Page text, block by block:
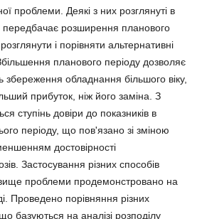
проблеми. Деякі з них розглянуті в
розширення планового
і порівняти альтернативні
планового періоду дозволяє
збереження обладнання більшого віку,
прибуток, ніж його заміна. З
ступінь довіри до показників в
періоду, що пов'язано зі зміною
достовірності
Застосування різних способів
проблеми продемонстровано на
Проведено порівняння різних
базуються на аналізі розподілу